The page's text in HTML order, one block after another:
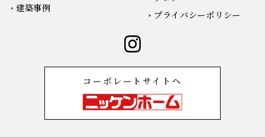
建築事例
プライバシーポリシー
コーポレートサイトへ